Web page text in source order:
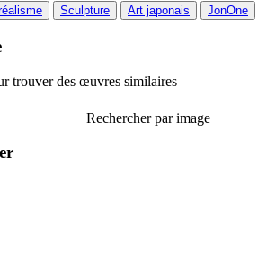
Sculpture Art japonais JonOne
trouver des œuvres similaires
Rechercher par image